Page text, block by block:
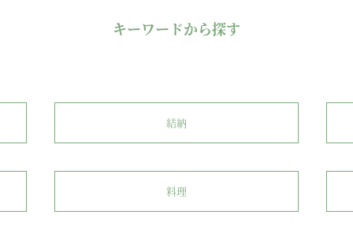
キーワードから探す
結納
料理